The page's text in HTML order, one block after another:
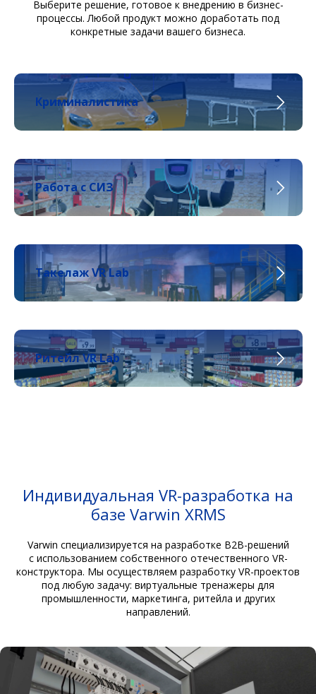
Выберите решение, готовое к внедрению в бизнес-
процессы. Любой продукт можно доработать под
конкретные задачи вашего бизнеса.
Криминалистика
Работа с СИЗ
Такелаж VR Lab
Ритейл VR Lab
Индивидуальная VR-разработка на
базе Varwin XRMS
Varwin специализируется на разработке B2B-решений
с использованием собственного отечественного VR-
конструктора. Мы осуществляем разработку VR-проектов
под любую задачу: виртуальные тренажеры для
промышленности, маркетинга, ритейла и других
направлений.